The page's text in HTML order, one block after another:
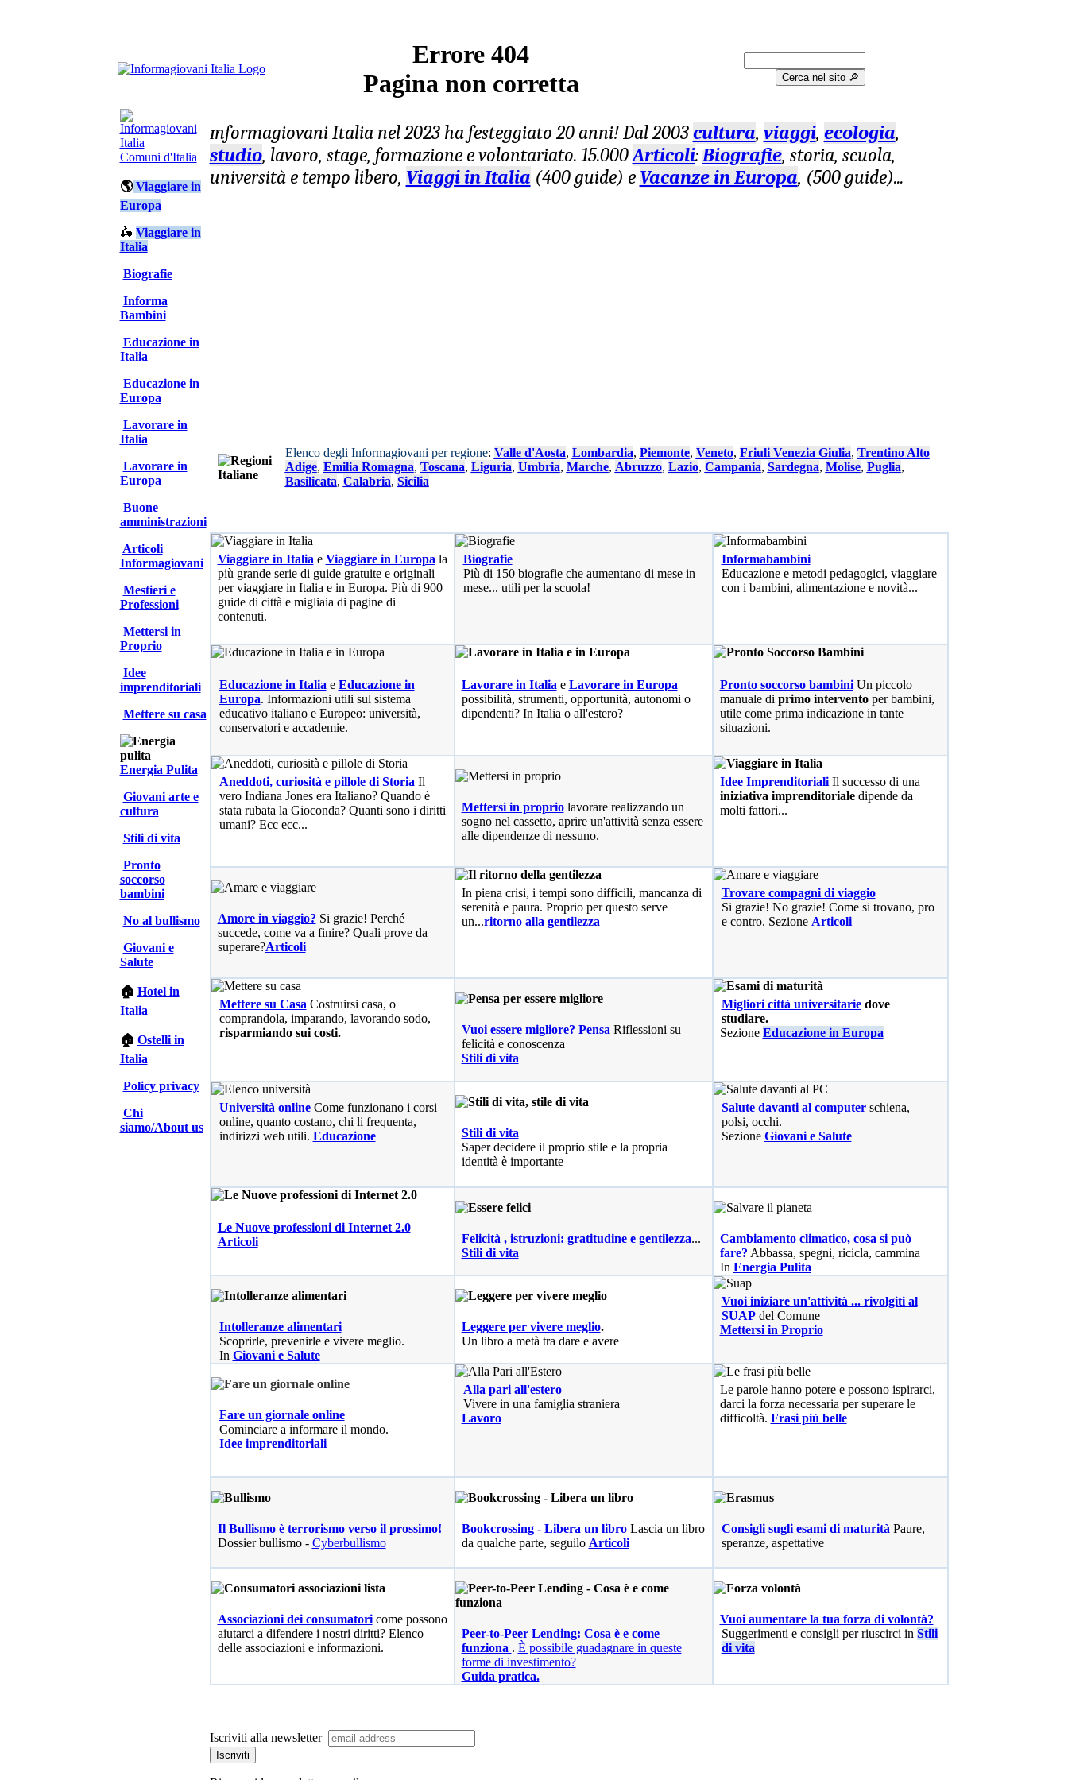
Errore 404
Pagina non corretta
Cerca nel sito 🔎︎
Comuni d'Italia
🌎Viaggiare in
Europa
🛵 Viaggiare in
Italia
Biografie
Informa
Bambini
Educazione in
Italia
Educazione in
Europa
Lavorare in
Italia
Lavorare in
Europa
Buone
amministrazioni
Articoli
Informagiovani
Mestieri e
Professioni
Mettersi in
Proprio
Idee
imprenditoriali
Mettere su casa
Energia Pulita
Giovani arte e
cultura
Stili di vita
Pronto
soccorso
bambini
No al bullismo
Giovani e
Salute
🏠 Hotel in
Italia
🏠 Ostelli in
Italia
Policy privacy
Chi
siamo/About us
InformagiovaniItalia nel 2023 ha festeggiato 20 anni! Dal 2003cultura, viaggi, ecologia,
studio, lavoro, stage, formazione e volontariato. 15.000Articoli:Biografie, storia, scuola,
università e tempo libero, Viaggi in Italia (400 guide) e Vacanze in Europa, (500 guide)...
Elenco degli Informagiovani per regione: Valle d'Aosta, Lombardia, Piemonte, Veneto, Friuli Venezia Giulia, Trentino Alto
Adige, Emilia Romagna, Toscana, Liguria, Umbria, Marche, Abruzzo, Lazio, Campania, Sardegna, Molise, Puglia,
Basilicata, Calabria, Sicilia
Viaggiare in Italia e Viaggiare in Europa la
più grande serie di guide gratuite e originali
per viaggiare in Italia e in Europa. Più di 900
guide di città e migliaia di pagine di
contenuti.
Biografie
Più di 150 biografie che aumentano di mese in
mese... utili per la scuola!
Informabambini
Educazione e metodi pedagogici, viaggiare
con i bambini, alimentazione e novità...
Educazione in Italia e Educazione in
Europa. Informazioni utili sul sistema
educativo italiano e Europeo: università,
conservatori e accademie.
Lavorare in Italia e Lavorare in Europa
possibilità, strumenti, opportunità, autonomi o
dipendenti? In Italia o all'estero?
Pronto soccorso bambiniUn piccolo
manuale di primo interventoper bambini,
utile come prima indicazione in tante
situazioni.
Aneddoti, curiosità e pillole di Storia Il
vero Indiana Jones era Italiano? Quando è
stata rubata la Gioconda? Quanti sono i diritti
umani? Ecc ecc...
Mettersi in propriolavorare realizzando un
sogno nel cassetto, aprire un'attività senza essere
alle dipendenze di nessuno.
Idee ImprenditorialiIl successo di una
iniziativa imprenditorialedipende da
molti fattori...
Amore in viaggio? Si grazie! Perché
succede, come va a finire? Quali prove da
superare?Articoli
In piena crisi, i tempi sono difficili, mancanza di
serenità e paura. Proprio per questo serve
un...ritorno alla gentilezza
Trovare compagni di viaggio
Si grazie! No grazie! Come si trovano, pro
e contro. Sezione Articoli
Mettere su Casa Costruirsi casa, o
comprandola, imparando, lavorando sodo,
risparmiando sui costi.
Vuoi essere migliore? Pensa Riflessioni su
felicità e conoscenza
Stili di vita
Migliori città universitariedove
studiare.
Sezione Educazione in Europa
Università online Come funzionano i corsi
online, quanto costano, chi li frequenta,
indirizzi web utili. Educazione
Stili di vita
Saper decidere il proprio stile e la propria
identità è importante
Salute davanti al computerschiena,
polsi, occhi.
Sezione Giovani e Salute
Le Nuove professioni di Internet 2.0
Articoli
Felicità , istruzioni: gratitudine e gentilezza...
Stili di vita
Cambiamento climatico, cosa si può
fare? Abbassa, spegni, ricicla, cammina
In Energia Pulita
Intolleranze alimentari
Scoprirle, prevenirle e vivere meglio.
In Giovani e Salute
Leggere per vivere meglio.
Un libro a metà tra dare e avere
Vuoi iniziare un'attività ... rivolgiti al
SUAPdel Comune
Mettersi in Proprio
Fare un giornale online
Cominciare a informare il mondo.
Idee imprenditoriali
Alla pari all'estero
Vivere in una famiglia straniera
Lavoro
Le parole hanno potere e possono ispirarci,
darci la forza necessaria per superare le
difficoltà. Frasi più belle
Il Bullismo è terrorismo verso il prossimo!
Dossier bullismo - Cyberbullismo
Bookcrossing - Libera un libroLascia un libro
da qualche parte, seguilo Articoli
Consigli sugli esami di maturità Paure,
speranze, aspettative
Associazioni dei consumatoricome possono
aiutarci a difendere i nostri diritti? Elenco
delle associazioni e informazioni.
Peer-to-Peer Lending: Cosa è e come
funziona . È possibile guadagnare in queste
forme di investimento?
Guida pratica.
Vuoi aumentare la tua forza di volontà?
Suggerimenti e consigli per riuscirci in Stili
di vita
Iscriviti alla newsletter